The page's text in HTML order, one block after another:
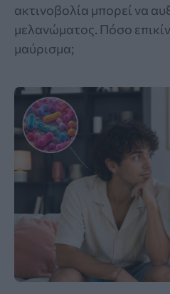
ακτινοβολία μπορεί να
μελανώματος. Πόσο
μαύρισμα;